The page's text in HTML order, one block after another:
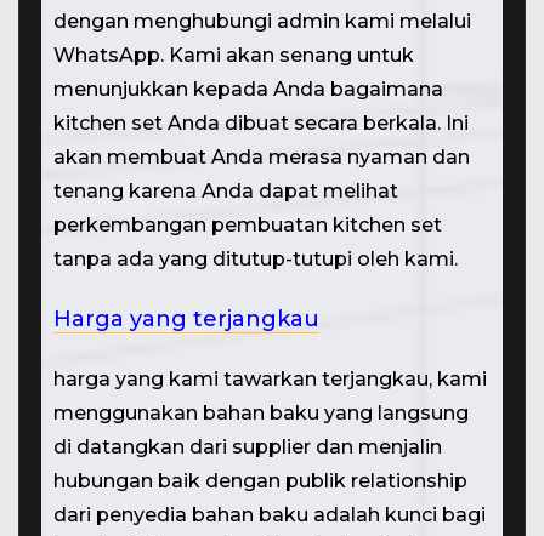
dengan menghubungi admin kami melalui
WhatsApp. Kami akan senang untuk
menunjukkan kepada Anda bagaimana
kitchen set Anda dibuat secara berkala. Ini
akan membuat Anda merasa nyaman dan
tenang karena Anda dapat melihat
perkembangan pembuatan kitchen set
tanpa ada yang ditutup-tutupi oleh kami.
Harga yang terjangkau
harga yang kami tawarkan terjangkau, kami
menggunakan bahan baku yang langsung
di datangkan dari supplier dan menjalin
hubungan baik dengan publik relationship
dari penyedia bahan baku adalah kunci bagi